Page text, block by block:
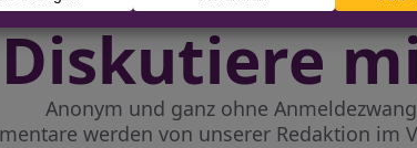
Diskutiere
Anonym und ganz ohne
werden von unserer Redaktion im